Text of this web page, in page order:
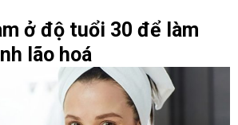
ở độ tuổi 30 để làm
lão hoá